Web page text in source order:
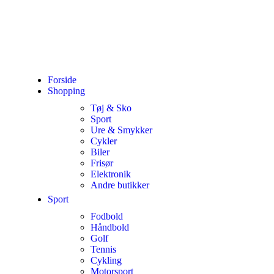
Forside
Shopping
Tøj & Sko
Sport
Ure & Smykker
Cykler
Biler
Frisør
Elektronik
Andre butikker
Sport
Fodbold
Håndbold
Golf
Tennis
Cykling
Motorsport